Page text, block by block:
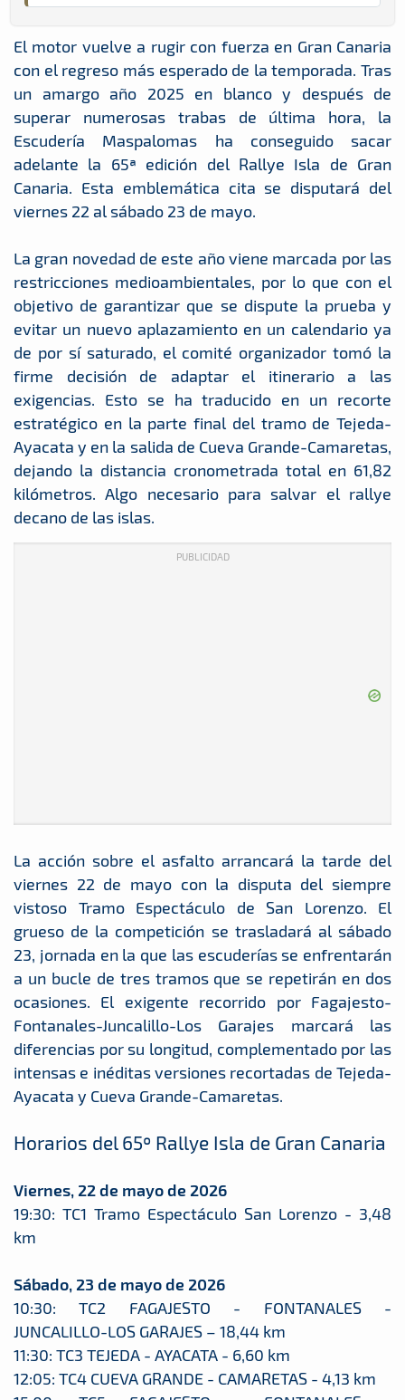
El motor vuelve a rugir con fuerza en Gran Canaria
con el regreso más esperado de la temporada. Tras
un amargo año 2025 en blanco y después de
superar numerosas trabas de última hora, la
Escudería Maspalomas ha conseguido sacar
adelante la 65ª edición del Rallye Isla de Gran
Canaria. Esta emblemática cita se disputará del
viernes 22 al sábado 23 de mayo.
La gran novedad de este año viene marcada por las
restricciones medioambientales, por lo que con el
objetivo de garantizar que se dispute la prueba y
evitar un nuevo aplazamiento en un calendario ya
de por sí saturado, el comité organizador tomó la
firme decisión de adaptar el itinerario a las
exigencias. Esto se ha traducido en un recorte
estratégico en la parte final del tramo de Tejeda-
Ayacata y en la salida de Cueva Grande-Camaretas,
dejando la distancia cronometrada total en 61,82
kilómetros. Algo necesario para salvar el rallye
decano de las islas.
PUBLICIDAD
La acción sobre el asfalto arrancará la tarde del
viernes 22 de mayo con la disputa del siempre
vistoso Tramo Espectáculo de San Lorenzo. El
grueso de la competición se trasladará al sábado
23, jornada en la que las escuderías se enfrentarán
a un bucle de tres tramos que se repetirán en dos
ocasiones. El exigente recorrido por Fagajesto-
Fontanales-Juncalillo-Los Garajes marcará las
diferencias por su longitud, complementado por las
intensas e inéditas versiones recortadas de Tejeda-
Ayacata y Cueva Grande-Camaretas.
Horarios del 65º Rallye Isla de Gran Canaria
Viernes, 22 de mayo de 2026
19:30: TC1 Tramo Espectáculo San Lorenzo - 3,48
km
Sábado, 23 de mayo de 2026
10:30: TC2 FAGAJESTO - FONTANALES -
JUNCALILLO-LOS GARAJES – 18,44 km
11:30: TC3 TEJEDA - AYACATA - 6,60 km
12:05: TC4 CUEVA GRANDE - CAMARETAS - 4,13 km